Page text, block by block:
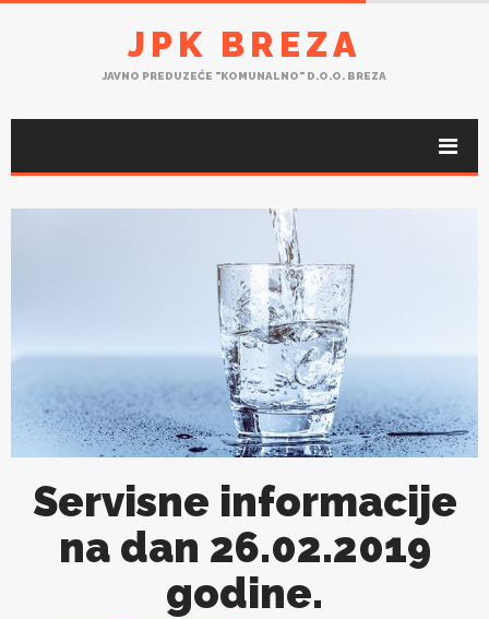
JPK BREZA
JAVNO PREDUZEĆE "KOMUNALNO" D.O.O. BREZA
Servisne informacije
na dan 26.02.2019
godine.